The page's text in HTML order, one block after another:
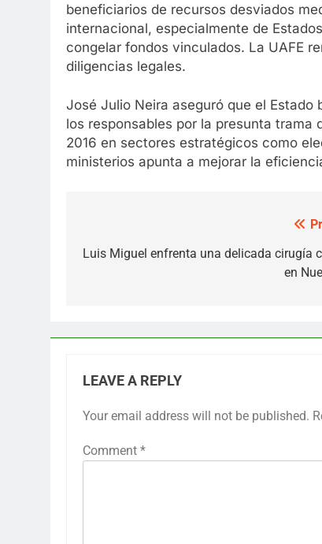
beneficiarios de recursos desviados
internacional, especialmente de
congelar fondos vinculados. La UAFE
diligencias legales.
José Julio Neira aseguró que el
los responsables por la presunta trama
2016 en sectores estratégicos como
ministerios apunta a mejorar la
navigation
Luis Miguel enfrenta una delicada cirugía
en
LEAVE A REPLY
Your email address will not be published.
Comment *